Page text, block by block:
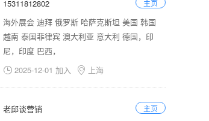
主页
15311812802
海外展会 迪拜 俄罗斯 哈萨克斯坦 美国 韩国
越南 泰国菲律宾 澳大利亚 意大利 德国，印
尼，印度 巴西，
 2025-12-01 加入  上海
主页
老邱谈营销